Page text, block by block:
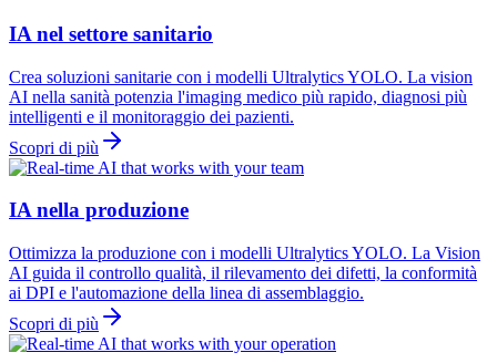
IA nel settore sanitario
Crea soluzioni sanitarie con i modelli Ultralytics YOLO. La vision
AI nella sanità potenzia l'imaging medico più rapido, diagnosi più
intelligenti e il monitoraggio dei pazienti.
Scopri di più
IA nella produzione
Ottimizza la produzione con i modelli Ultralytics YOLO. La Vision
AI guida il controllo qualità, il rilevamento dei difetti, la conformità
ai DPI e l'automazione della linea di assemblaggio.
Scopri di più